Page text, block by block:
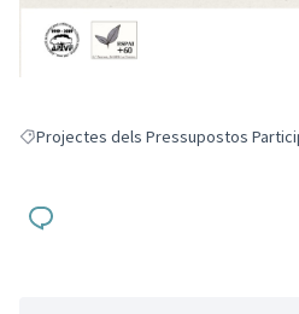
Resultats en filtrar per: Projectes
Projectes dels Pressupostos